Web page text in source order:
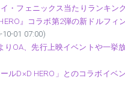
・フェニックス当たりランキン
』コラボ第2弾の新ドルフ
10-01 07:00)
りOA、先行上映イベントや一挙
ルD×D HERO」とのコラボイ